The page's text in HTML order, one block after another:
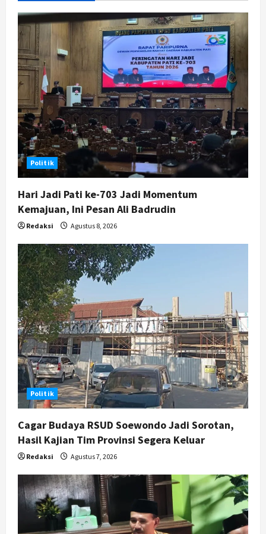
i
g
a
t
i
o
n Politik
Hari Jadi Pati ke-703 Jadi Momentum
Kemajuan, Ini Pesan Ali Badrudin
Redaksi Agustus 8, 2026
Politik
Cagar Budaya RSUD Soewondo Jadi Sorotan,
Hasil Kajian Tim Provinsi Segera Keluar
Redaksi Agustus 7, 2026